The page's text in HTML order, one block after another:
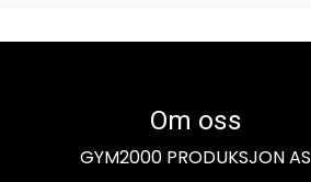
Om oss
GYM2000 PRODUKSJON AS